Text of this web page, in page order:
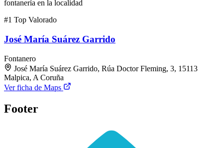
fontanería en la localidad
#1 Top Valorado
José María Suárez Garrido
Fontanero
José María Suárez Garrido, Rúa Doctor Fleming, 3, 15113
Malpica, A Coruña
Ver ficha de Maps
Footer